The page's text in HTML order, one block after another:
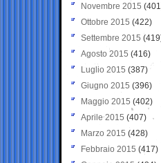
Novembre 2015
Ottobre 2015 (422)
Settembre 2015
Agosto 2015 (416)
Luglio 2015 (387)
Giugno 2015 (396)
Maggio 2015 (402)
Aprile 2015 (407)
Marzo 2015 (428)
Febbraio 2015 (417)